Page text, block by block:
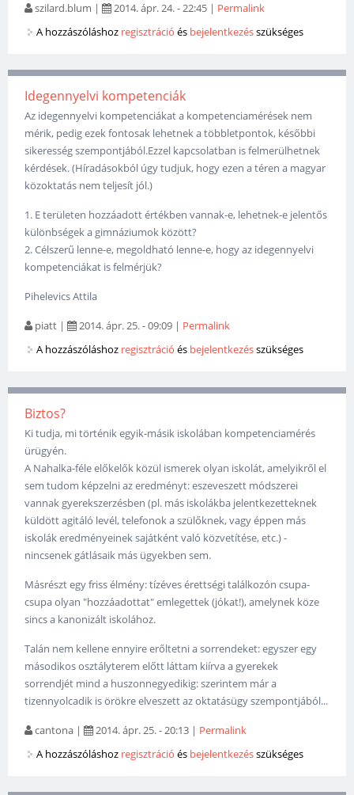
szilard.blum | 2014. ápr. 24. - 22:45 | Permalink
A hozzászóláshoz regisztráció és bejelentkezésszükséges
Idegennyelvi kompetenciák
Az idegennyelvi kompetenciákat a kompetenciamérések nem
mérik, pedig ezek fontosak lehetnek a többletpontok, későbbi
sikeresség szempontjából.Ezzel kapcsolatban is felmerülhetnek
kérdések. (Híradásokból úgy tudjuk, hogy ezen a téren a magyar
közoktatás nem teljesít jól.)
1. E területen hozzáadott értékben vannak-e, lehetnek-e jelentős
különbségek a gimnáziumok között?
2. Célszerű lenne-e, megoldható lenne-e, hogy az idegennyelvi
kompetenciákat is felmérjük?
Pihelevics Attila
piatt | 2014. ápr. 25. - 09:09 | Permalink
A hozzászóláshoz regisztráció és bejelentkezésszükséges
Biztos?
Ki tudja, mi történik egyik-másik iskolában kompetenciamérés
ürügyén.
A Nahalka-féle előkelők közül ismerek olyan iskolát, amelyikről el
sem tudom képzelni az eredményt: eszeveszett módszerei
vannak gyerekszerzésben (pl. más iskolákba jelentkezetteknek
küldött agitáló levél, telefonok a szülőknek, vagy éppen más
iskolák eredményeinek sajátként való közvetítése, etc.) -
nincsenek gátlásaik más ügyekben sem.
Másrészt egy friss élmény: tízéves érettségi találkozón csupa-
csupa olyan "hozzáadottat" emlegettek (jókat!), amelynek köze
sincs a kanonizált iskolához.
Talán nem kellene ennyire erőltetni a sorrendeket: egyszer egy
másodikos osztályterem előtt láttam kiírva a gyerekek
sorrendjét mind a huszonnegyedikig: szerintem már a
tizennyolcadik is örökre elveszett az oktatásügy szempontjából...
cantona | 2014. ápr. 25. - 20:13 | Permalink
A hozzászóláshoz regisztráció és bejelentkezésszükséges